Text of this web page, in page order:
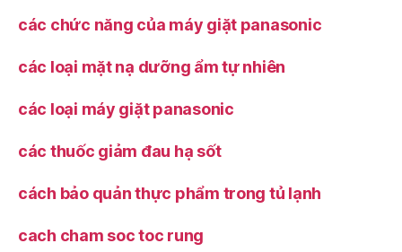
các chức năng của máy giặt panasonic
các loại mặt nạ dưỡng ẩm tự nhiên
các loại máy giặt panasonic
các thuốc giảm đau hạ sốt
cách bảo quản thực phẩm trong tủ lạnh
cach cham soc toc rung